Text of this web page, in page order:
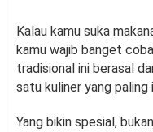
Kalau kamu suka
kamu wajib banget
tradisional ini berasal
satu kuliner yang paling
Yang bikin spesial,